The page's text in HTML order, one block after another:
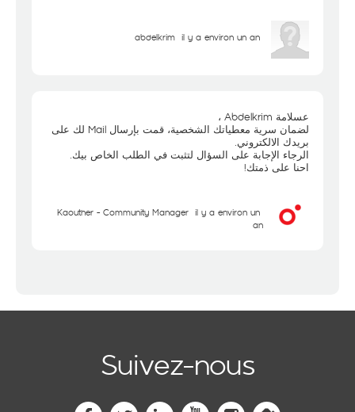
abdelkrim il y a environ un an
عسلامة Abdelkrim ،
لضمان سرية معطياتك الشخصية، قمت بإرسال Mail لك على
بريدك الالكتروني.
الرجاء الإجابة على السؤال لتثبت في الطلب الخاص بيك.
احنا على ذمتك!
Kaouther - Community Manager il y a environ un
an
Suivez-nous